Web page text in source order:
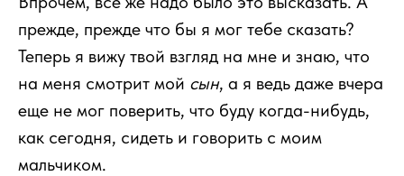
прежде, прежде что бы я мог тебе сказать?
Теперь я вижу твой взгляд на мне и знаю, что
на меня смотрит мой сын, а я ведь даже вчера
еще не мог поверить, что буду когда-нибудь,
как сегодня, сидеть и говорить с моим
мальчиком.